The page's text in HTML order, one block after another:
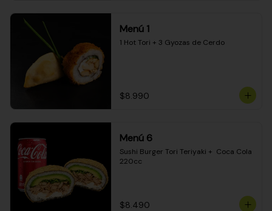
Menú 1
1 Hot Tori + 3 Gyozas de Cerdo
$8.990
Menú 6
Sushi Burger Tori Teriyaki +  Coca Cola
220cc
$8.490